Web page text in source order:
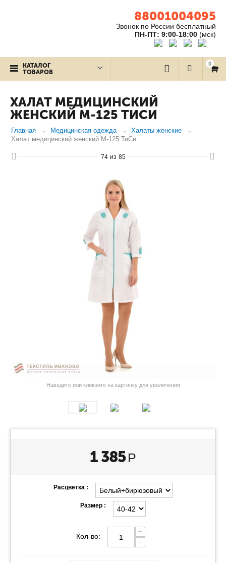
88001004095
Звонок по России бесплатный
ПН-ПТ: 9:00-18:00 (мск)
КАТАЛОГ
ТОВАРОВ
0
ХАЛАТ МЕДИЦИНСКИЙ
ЖЕНСКИЙ М-125 ТИСИ
Главная Медицинская одежда
Халаты женские
Халат медицинский женский М-125 ТиСи
74 из 85
Наведите или кликните на картинку для увеличения
1 385 Р
Расцветка :
Размер :
Кол-во:
+
−